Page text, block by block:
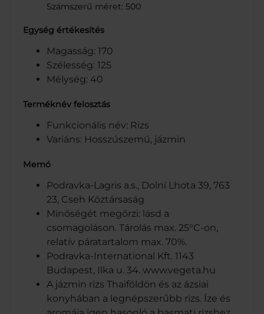
Számszerű méret: 500
Egység értékesítés
Magasság: 170
Szélesség: 125
Mélység: 40
Terméknév felosztás
Funkcionális név: Rizs
Variáns: Hosszúszemű, jázmin
Memó
Podravka-Lagris a.s., Dolní Lhota 39, 763
23, Cseh Köztársaság
Minőségét megőrzi: lásd a
csomagoláson. Tárolás max. 25°C-on,
relatív páratartalom max. 70%.
Podravka-International Kft. 1143
Budapest, Ilka u. 34. www.vegeta.hu
A jázmin rizs Thaiföldön és az ázsiai
konyhában a legnépszerűbb rizs. Íze és